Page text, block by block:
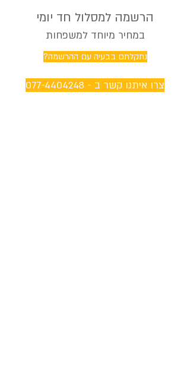
הרשמה למסלול חד יומי
במחיר מיוחד למשפחות
נתקלתם בבעיה עם ההרשמה?
צרו איתנו קשר ב - 077-4404248